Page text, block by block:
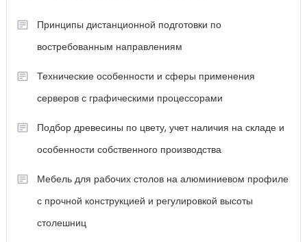
Принципы дистанционной подготовки по
востребованным направлениям
Технические особенности и сферы применения
серверов с графическими процессорами
Подбор древесины по цвету, учет наличия на складе и
особенности собственного производства
Мебель для рабочих столов на алюминиевом профиле
с прочной конструкцией и регулировкой высоты
столешниц